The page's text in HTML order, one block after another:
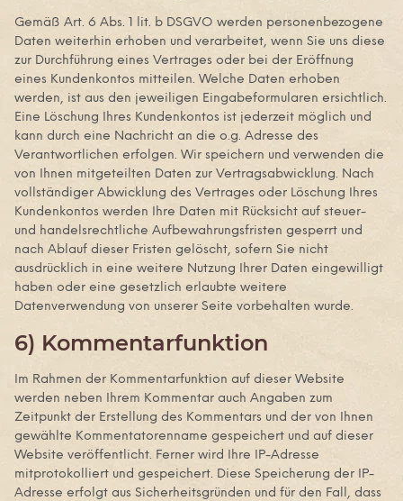
Gemäß Art. 6 Abs. 1 lit. b DSGVO werden personenbezogene
Daten weiterhin erhoben und verarbeitet, wenn Sie uns diese
zur Durchführung eines Vertrages oder bei der Eröffnung
eines Kundenkontos mitteilen. Welche Daten erhoben
werden, ist aus den jeweiligen Eingabeformularen ersichtlich.
Eine Löschung Ihres Kundenkontos ist jederzeit möglich und
kann durch eine Nachricht an die o.g. Adresse des
Verantwortlichen erfolgen. Wir speichern und verwenden die
von Ihnen mitgeteilten Daten zur Vertragsabwicklung. Nach
vollständiger Abwicklung des Vertrages oder Löschung Ihres
Kundenkontos werden Ihre Daten mit Rücksicht auf steuer-
und handelsrechtliche Aufbewahrungsfristen gesperrt und
nach Ablauf dieser Fristen gelöscht, sofern Sie nicht
ausdrücklich in eine weitere Nutzung Ihrer Daten eingewilligt
haben oder eine gesetzlich erlaubte weitere
Datenverwendung von unserer Seite vorbehalten wurde.
6) Kommentarfunktion
Im Rahmen der Kommentarfunktion auf dieser Website
werden neben Ihrem Kommentar auch Angaben zum
Zeitpunkt der Erstellung des Kommentars und der von Ihnen
gewählte Kommentatorenname gespeichert und auf dieser
Website veröffentlicht. Ferner wird Ihre IP-Adresse
mitprotokolliert und gespeichert. Diese Speicherung der IP-
Adresse erfolgt aus Sicherheitsgründen und für den Fall, dass